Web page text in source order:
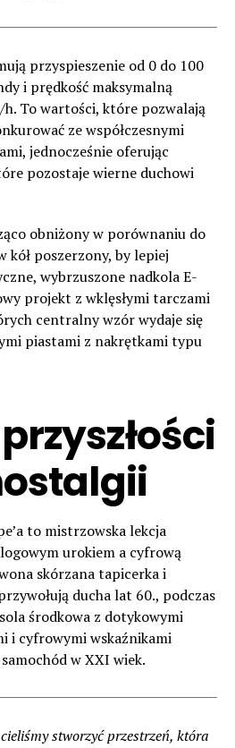
przyspieszenie od 0 do 100
i prędkość maksymalną
To wartości, które pozwalają
ze współczesnymi
jednocześnie oferując
pozostaje wierne duchowi
obniżony w porównaniu do
kół poszerzony, by lepiej
wybrzuszone nadkola E-
projekt z wklęsłymi tarczami
centralny wzór wydaje się
piastami z nakrętkami typu
to mistrzowska lekcja
urokiem a cyfrową
skórzana tapicerka i
ducha lat 60., podczas
środkowa z dotykowymi
i cyfrowymi wskaźnikami
w XXI wiek.
stworzyć przestrzeń, która